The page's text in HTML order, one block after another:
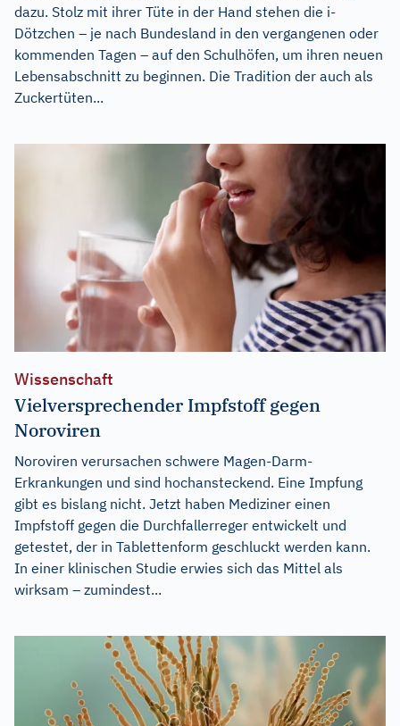
dazu. Stolz mit ihrer Tüte in der Hand stehen die i-
Dötzchen – je nach Bundesland in den vergangenen oder
kommenden Tagen – auf den Schulhöfen, um ihren neuen
Lebensabschnitt zu beginnen. Die Tradition der auch als
Zuckertüten...
Wissenschaft
Vielversprechender Impfstoff gegen
Noroviren
Noroviren verursachen schwere Magen-Darm-
Erkrankungen und sind hochansteckend. Eine Impfung
gibt es bislang nicht. Jetzt haben Mediziner einen
Impfstoff gegen die Durchfallerreger entwickelt und
getestet, der in Tablettenform geschluckt werden kann.
In einer klinischen Studie erwies sich das Mittel als
wirksam – zumindest...